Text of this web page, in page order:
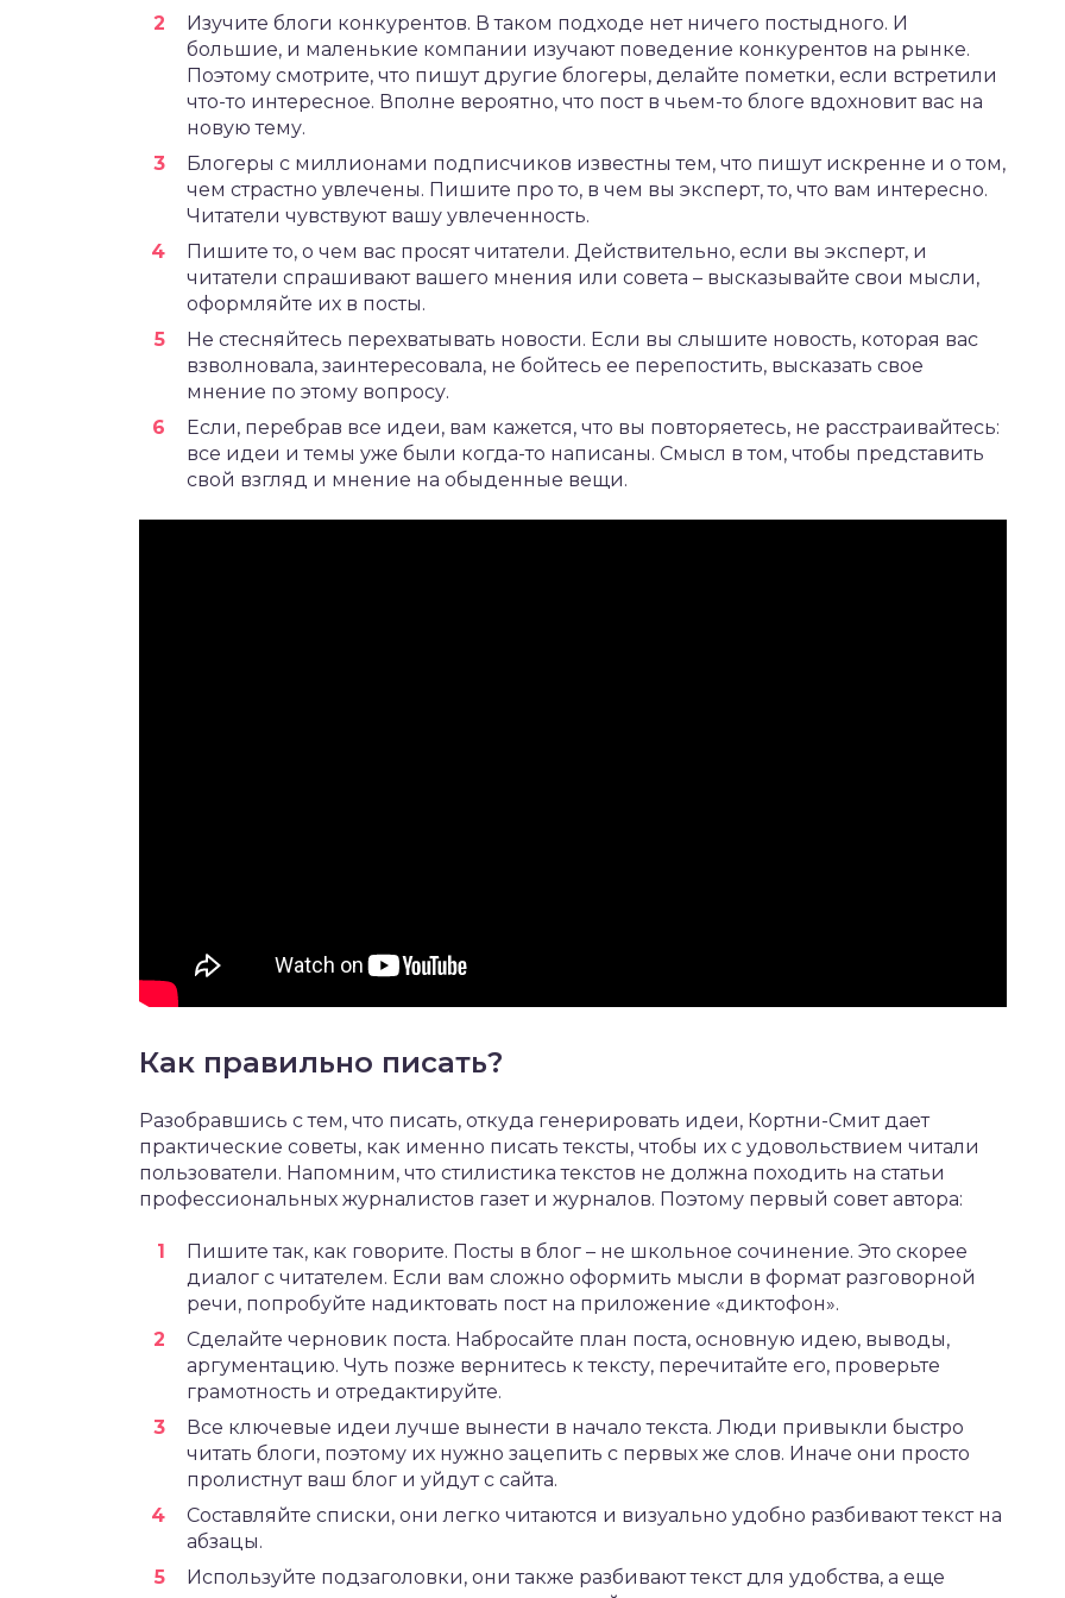
Изучите блоги конкурентов. В таком подходе нет ничего постыдного. И
большие, и маленькие компании изучают поведение конкурентов на рынке.
Поэтому смотрите, что пишут другие блогеры, делайте пометки, если встретили
что-то интересное. Вполне вероятно, что пост в чьем-то блоге вдохновит вас на
новую тему.
Блогеры с миллионами подписчиков известны тем, что пишут искренне и о том,
чем страстно увлечены. Пишите про то, в чем вы эксперт, то, что вам интересно.
Читатели чувствуют вашу увлеченность.
Пишите то, о чем вас просят читатели. Действительно, если вы эксперт, и
читатели спрашивают вашего мнения или совета – высказывайте свои мысли,
оформляйте их в посты.
Не стесняйтесь перехватывать новости. Если вы слышите новость, которая вас
взволновала, заинтересовала, не бойтесь ее перепостить, высказать свое
мнение по этому вопросу.
Если, перебрав все идеи, вам кажется, что вы повторяетесь, не расстраивайтесь:
все идеи и темы уже были когда-то написаны. Смысл в том, чтобы представить
свой взгляд и мнение на обыденные вещи.
Как правильно писать?
Разобравшись с тем, что писать, откуда генерировать идеи, Кортни-Смит дает
практические советы, как именно писать тексты, чтобы их с удовольствием читали
пользователи. Напомним, что стилистика текстов не должна походить на статьи
профессиональных журналистов газет и журналов. Поэтому первый совет автора:
Пишите так, как говорите. Посты в блог – не школьное сочинение. Это скорее
диалог с читателем. Если вам сложно оформить мысли в формат разговорной
речи, попробуйте надиктовать пост на приложение «диктофон».
Сделайте черновик поста. Набросайте план поста, основную идею, выводы,
аргументацию. Чуть позже вернитесь к тексту, перечитайте его, проверьте
грамотность и отредактируйте.
Все ключевые идеи лучше вынести в начало текста. Люди привыкли быстро
читать блоги, поэтому их нужно зацепить с первых же слов. Иначе они просто
пролистнут ваш блог и уйдут с сайта.
Составляйте списки, они легко читаются и визуально удобно разбивают текст на
абзацы.
Используйте подзаголовки, они также разбивают текст для удобства, а еще